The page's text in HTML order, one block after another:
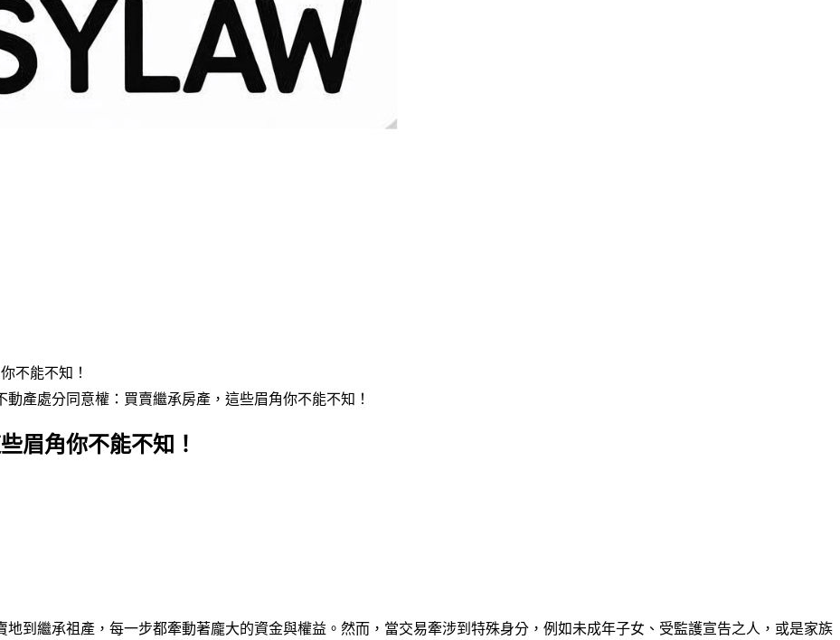
不能不知！
動產處分同意權：買賣繼承房產，這些眉角你不能不知！
眉角你不能不知！
到繼承祖產，每一步都牽動著龐大的資金與權益。然而，當交易牽涉到特殊身分，例如未成年子女、受監護宣告之人，或是家族